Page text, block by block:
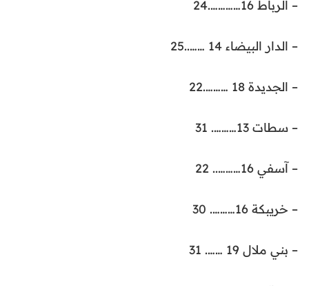
– الرباط 16………….24
– الدار البيضاء 14 ……..25
– الجديدة 18 ……….22
– سطات 13………. 31
– آسفي 16……….. 22
– خريبكة 16………. 30
– بني ملال 19 ……. 31